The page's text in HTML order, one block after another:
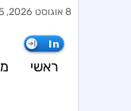
8 אוגוסט 2026, 09:15
In
ראשי
wp-
on line